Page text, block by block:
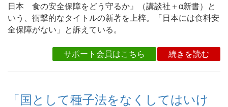
日本 食の安全保障をどう守るか』（講談社＋α新書）と
いう、衝撃的なタイトルの新著を上梓。「日本には食料安
全保障がない」と訴えている。
サポート会員はこちら 続きを読む
「国として種子法をなくしてはいけ